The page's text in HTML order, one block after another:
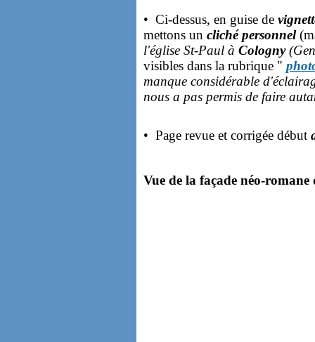
• Ci-dessus, en guise de
mettons un cliché personnel
l'église St-Paul à Cologny
visibles dans la rubrique "
manque considérable
nous a pas permis de faire
• Page revue et corrigée début
Vue de la façade néo-